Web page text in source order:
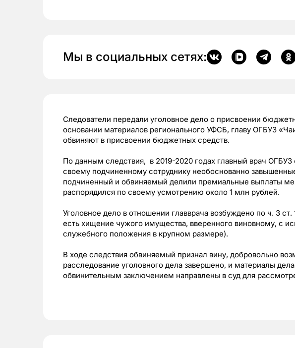
Мы в социальных сетях:
Следователи передали уголовное дело о присвоении
основании материалов регионального УФСБ, главу ОГБУЗ
обвиняют в присвоении бюджетных средств.
По данным следствия, в 2019-2020 годах главный врач
своему подчиненному сотруднику необоснованно
подчиненный и обвиняемый делили премиальные выплаты
распорядился по своему усмотрению около 1 млн рублей.
Уголовное дело в отношении главврача возбуждено по ч. 3
есть хищение чужого имущества, вверенного виновному, с
служебного положения в крупном размере).
В ходе следствия обвиняемый признал вину, добровольно
расследование уголовного дела завершено, и материалы
обвинительным заключением направлены в суд для